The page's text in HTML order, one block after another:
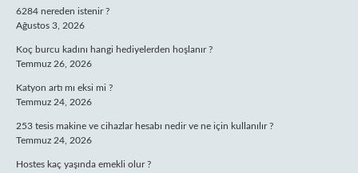
6284 nereden istenir ?
Ağustos 3, 2026
Koç burcu kadını hangi hediyelerden hoşlanır ?
Temmuz 26, 2026
Katyon artı mı eksi mi ?
Temmuz 24, 2026
253 tesis makine ve cihazlar hesabı nedir ve ne için kullanılır ?
Temmuz 24, 2026
Hostes kaç yaşında emekli olur ?